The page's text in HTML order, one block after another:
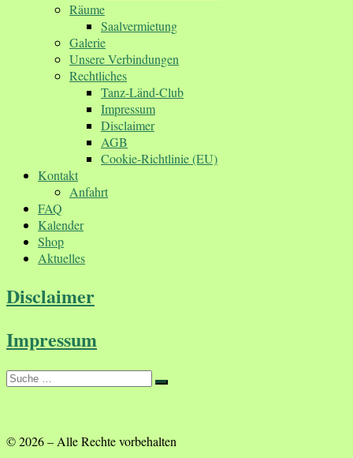
Räume
Saalvermietung
Galerie
Unsere Verbindungen
Rechtliches
Tanz-Länd-Club
Impressum
Disclaimer
AGB
Cookie-Richtlinie (EU)
Kontakt
Anfahrt
FAQ
Kalender
Shop
Aktuelles
Disclaimer
Impressum
Suche
Suche
© 2026– Alle Rechte vorbehalten